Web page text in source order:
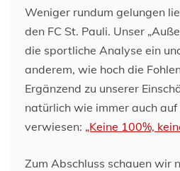
Weniger rundum gelungen
den FC St. Pauli. Unser
die sportliche Analyse ein
anderem, wie hoch die
Ergänzend zu unserer
natürlich wie immer auch
verwiesen: „Keine 100%,
Zum Abschluss schauen wir